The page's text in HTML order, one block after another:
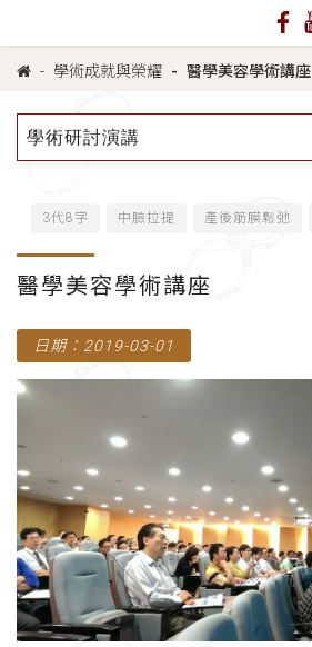
學術成就與榮耀 醫學美容學術講座
學術研討演講
3代8字 中臉拉提 產後筋膜鬆弛
醫學美容學術講座
日期：2019-03-01